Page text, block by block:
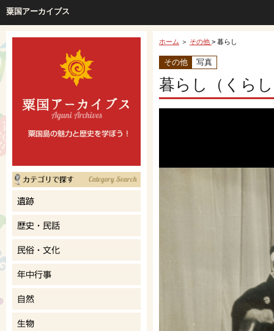
粟国アーカイブス
ホーム ＞ その他 > 暮らし
その他 写真
暮らし（くら